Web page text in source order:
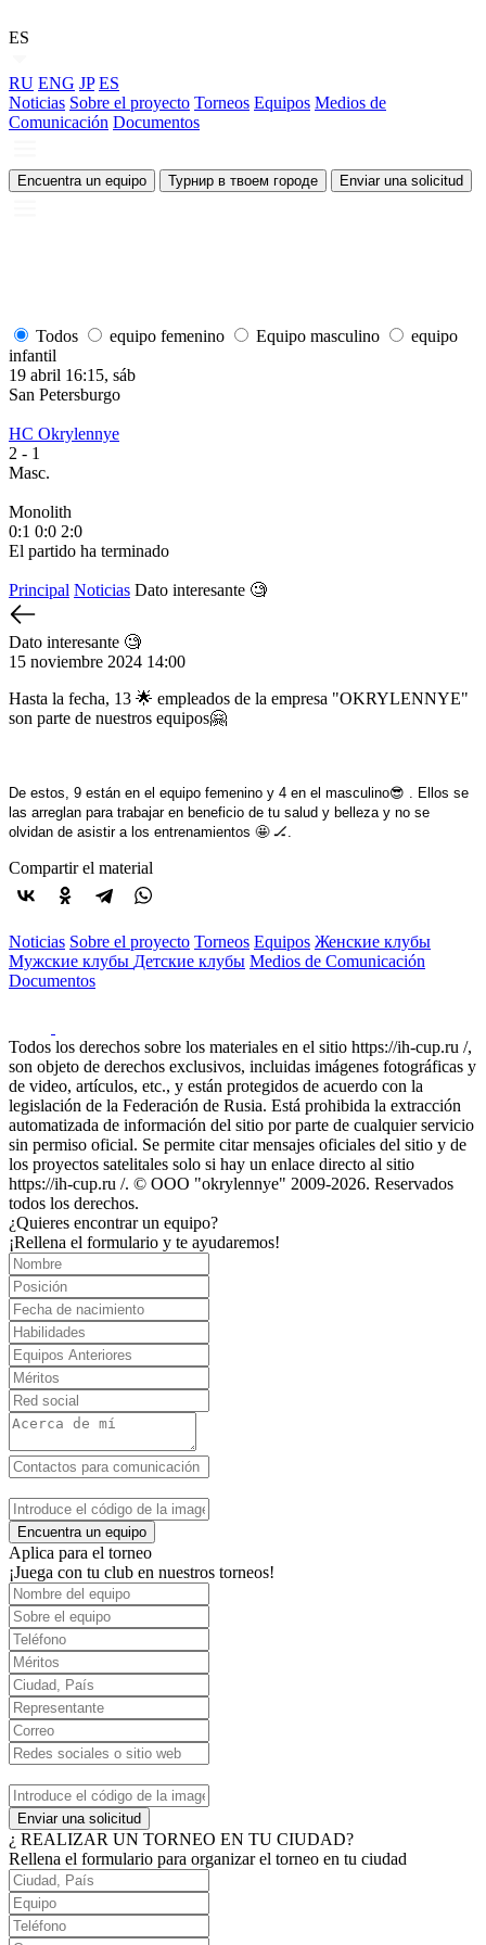
ES
RU ENG JP ES
Noticias Sobre el proyecto Torneos Equipos Medios de
Comunicación Documentos
Encuentra un equipo Турнир в твоем городе Enviar una solicitud
Todos equipo femenino Equipo masculino
equipo
infantil
19 abril 16:15, sáb
San Petersburgo
HC Okrylennye
2 - 1
Masc.
Monolith
0:1 0:0 2:0
El partido ha terminado
Principal Noticias Dato interesante 🧐
Dato interesante 🧐
15 noviembre 2024 14:00
Hasta la fecha, 13 🌟 empleados de la empresa "OKRYLENNYE"
son parte de nuestros equipos🤗
De estos, 9 están en el equipo femenino y 4 en el masculino😎 . Ellos se
las arreglan para trabajar en beneficio de tu salud y belleza y no se
olvidan de asistir a los entrenamientos 🤩 🏒.
Compartir el material
Noticias Sobre el proyecto Torneos Equipos Женские клубы
Мужские клубы Детские клубы Medios de Comunicación
Documentos
Todos los derechos sobre los materiales en el sitio https://ih-cup.ru /,
son objeto de derechos exclusivos, incluidas imágenes fotográficas y
de video, artículos, etc., y están protegidos de acuerdo con la
legislación de la Federación de Rusia. Está prohibida la extracción
automatizada de información del sitio por parte de cualquier servicio
sin permiso oficial. Se permite citar mensajes oficiales del sitio y de
los proyectos satelitales solo si hay un enlace directo al sitio
https://ih-cup.ru /. © OOO "okrylennye" 2009-2026. Reservados
todos los derechos.
¿Quieres encontrar un equipo?
¡Rellena el formulario y te ayudaremos!
Encuentra un equipo
Aplica para el torneo
¡Juega con tu club en nuestros torneos!
Enviar una solicitud
¿ REALIZAR UN TORNEO EN TU CIUDAD?
Rellena el formulario para organizar el torneo en tu ciudad